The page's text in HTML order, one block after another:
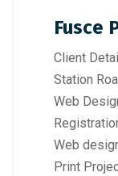
Fusce
Client
Station
Web
Web
Print